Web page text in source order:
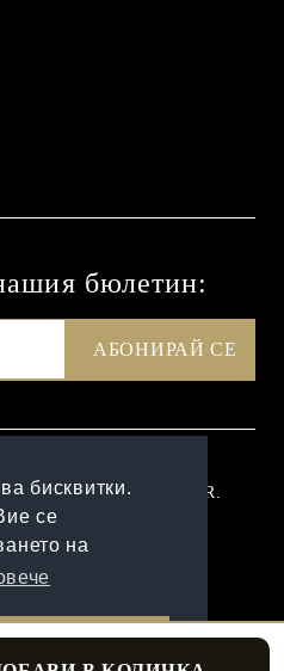
бисквитки.
се
на
бюлетин:
100% съобразен с GDPR.
политика
лични данни
от SELITON